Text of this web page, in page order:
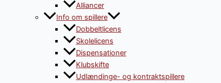
Alliancer
Info om spillere
Dobbeltlicens
Skolelicens
Dispensationer
Klubskifte
Udlændinge- og kontraktspillere